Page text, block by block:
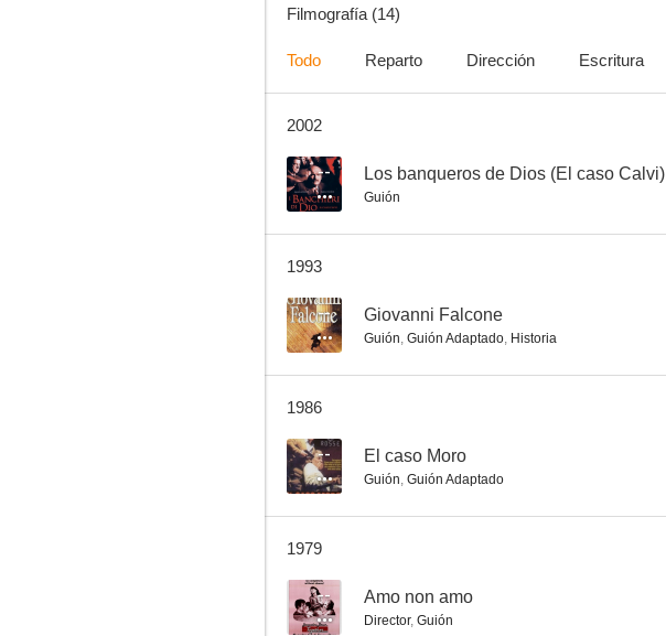
Filmografía (14)
Todo Reparto Dirección Escritura
2002
-- Los banqueros de Dios (El caso Calvi)
Guión
1993
-- Giovanni Falcone
Guión, Guión Adaptado, Historia
1986
-- El caso Moro
Guión, Guión Adaptado
1979
-- Amo non amo
Director, Guión